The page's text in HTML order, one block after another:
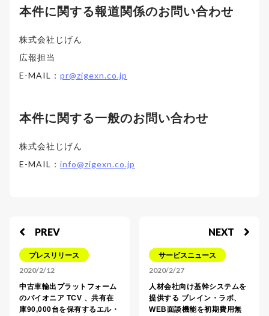
本件に関する報道関係のお問い合わせ
株式会社じげん
広報担当
E-MAIL： pr@zigexn.co.jp
本件に関する一般のお問い合わせ
株式会社じげん
E-MAIL： info@zigexn.co.jp
PREV
プレスリリース
2020/2/12
中古車輸出プラットフォーム
のパイオニア TCV 、共有在
庫90,000台を保有するエル・
NEXT
サービスニュース
2020/2/27
人材会社向け基幹システムを
提供する ブレイン・ラボ、
WEB面談機能を初期費用無